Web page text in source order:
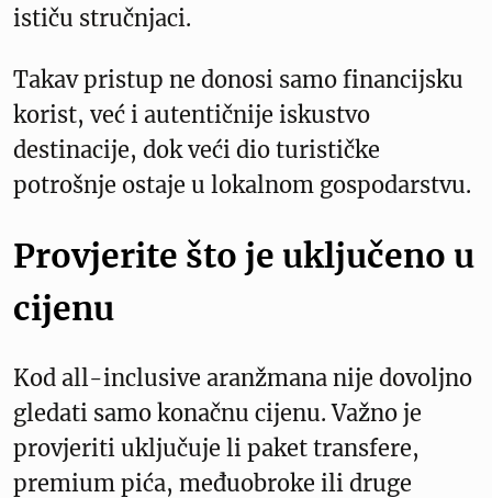
ističu stručnjaci.
Takav pristup ne donosi samo financijsku
korist, već i autentičnije iskustvo
destinacije, dok veći dio turističke
potrošnje ostaje u lokalnom gospodarstvu.
Provjerite što je uključeno u
cijenu
Kod all-inclusive aranžmana nije dovoljno
gledati samo konačnu cijenu. Važno je
provjeriti uključuje li paket transfere,
premium pića, međuobroke ili druge